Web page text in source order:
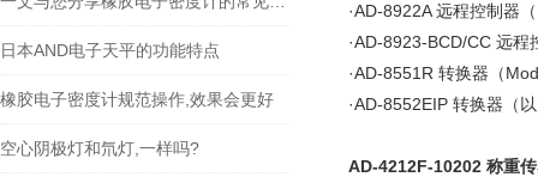
日本AND电子天平的功能特点
橡胶电子密度计规范操作,效果会更好
空心阴极灯和氘灯,一样吗?
·AD-8922A远程控制器（
·AD-8923-BCD/CC 远程
·AD-8551R 转换器（
·AD-8552EIP 转换器（
AD‑4212F‑10202 称重